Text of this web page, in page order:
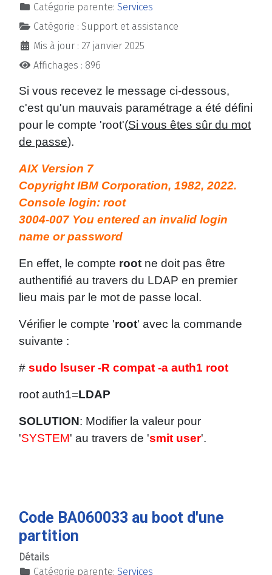
Catégorie parente: Services
Catégorie : Support et assistance
Mis à jour : 27 janvier 2025
Affichages : 896
Si vous recevez le message ci-dessous,
c'est qu'un mauvais paramétrage a été défini
pour le compte 'root'(Si vous êtes sûr du mot
de passe).
AIX Version 7
Copyright IBM Corporation, 1982, 2022.
Console login: root
3004-007 You entered an invalid login
name or password
En effet, le compte root ne doit pas être
authentifié au travers du LDAP en premier
lieu mais par le mot de passe local.
Vérifier le compte 'root' avec la commande
suivante :
# sudo lsuser -R compat -a auth1 root
root auth1=LDAP
SOLUTION: Modifier la valeur pour
'SYSTEM' au travers de 'smit user'.
Code BA060033 au boot d'une
partition
Détails
Catégorie parente: Services